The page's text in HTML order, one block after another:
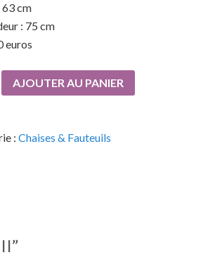
63 cm
: 75 cm
euros
AJOUTER AU PANIER
:Chaises & Fauteuils